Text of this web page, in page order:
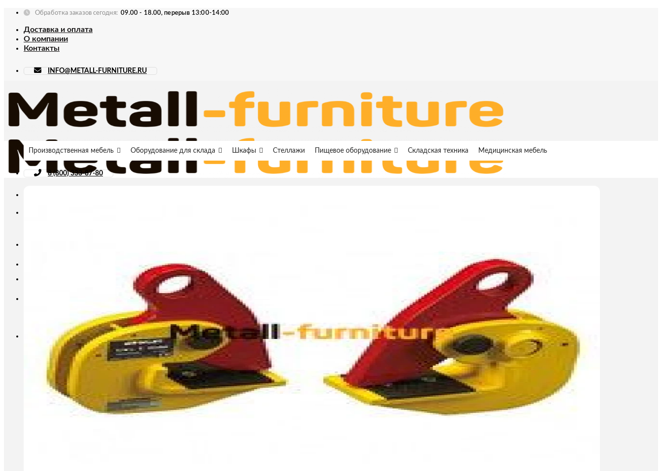
Skip
content
Обработка заказов сегодня: 09.00 - 18.00, перерыв 13:00-14:00
Доставка и оплата
О компании
Контакты
INFO@METALL-FURNITURE.RU
Производственная мебель Оборудование для склада Шкафы Стеллажи Пищевое оборудование Складская техника Медицинская мебель
8 (800) 333-87-80